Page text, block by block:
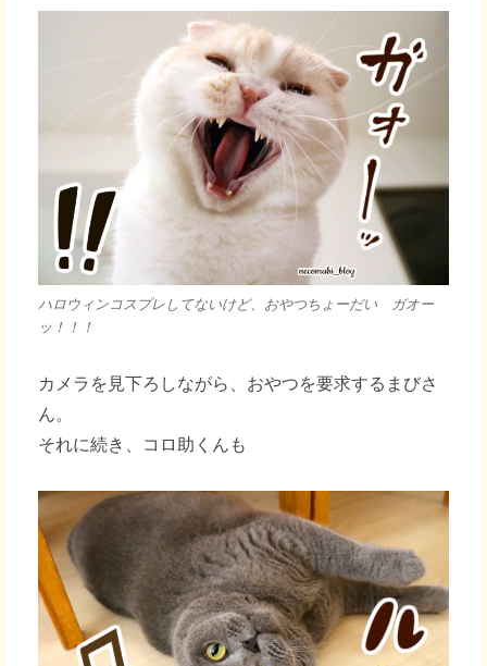
ハロウィンコスプレしてないけど、おやつちょーだい ガオー
ッ！！！
カメラを見下ろしながら、おやつを要求するまびさ
ん。
それに続き、コロ助くんも